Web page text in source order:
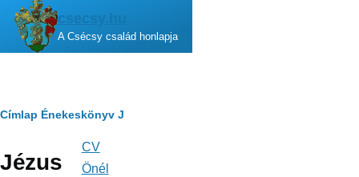
Ugrás a tartalomra
csecsy.hu
A Csécsy család honlapja
Morzsa
Címlap Énekeskönyv J
Jézus navigáció
CV
Önél